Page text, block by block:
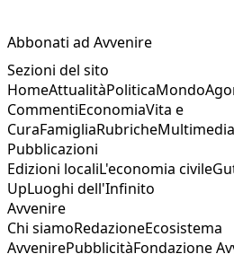
Abbonati ad Avvenire
Sezioni del sito
HomeAttualitàPoliticaMondo
CommentiEconomiaVita e
CuraFamigliaRubricheMultimedia
Pubblicazioni
Edizioni localiL'economia civile
UpLuoghi dell'Infinito
Avvenire
Chi siamoRedazioneEcosistema
AvvenirePubblicitàFondazione